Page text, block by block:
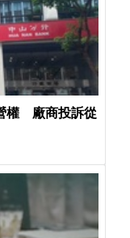
權 廠商投訴從